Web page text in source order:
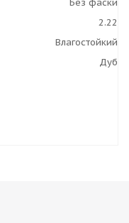
Без фаски
2.22
Влагостойкий
Дуб